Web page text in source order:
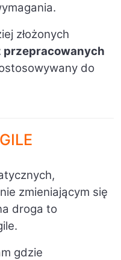
złożonych
przepracowanych
do
GILE
zmieniającym się
droga to
gdzie